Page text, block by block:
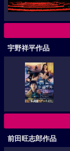
宇野祥平作品
前田旺志郎作品